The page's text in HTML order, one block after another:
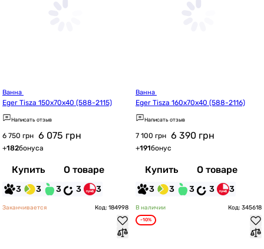
Eger Tisza 150x70x40 (588-2115)
Написать отзыв
6 750 грн 6 075 грн
+182бонуса
Купить О товаре
3 3 3 3 3
Eger Tisza 160x70x40 (588-2116)
Написать отзыв
7 100 грн 6 390 грн
+191бонус
Купить О товаре
3 3 3 3 3
Заканчивается Код: 184998 В наличии Код: 345618
-10%